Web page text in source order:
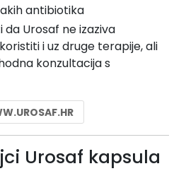
antibiotika
Urosaf ne izaziva
i uz druge terapije, ali
konzultacija s
Urosaf kapsula